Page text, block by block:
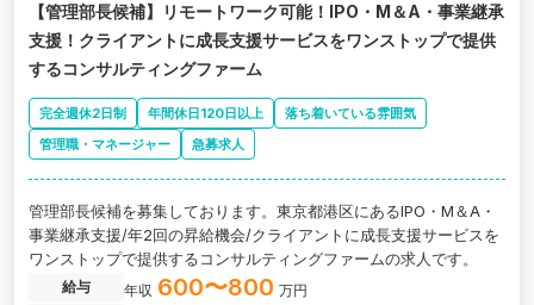
【管理部長候補】リモートワーク可能！IPO・M＆A・事業継承
支援！クライアントに成長支援サービスをワンストップで提供
するコンサルティングファーム
完全週休2日制 年間休日120日以上
落ち着いている雰囲気
管理職・マネージャー
急募求人
管理部長候補を募集しております。東京都港区にあるIPO・M＆A・
事業継承支援/年2回の昇給機会/クライアントに成長支援サービスを
ワンストップで提供するコンサルティングファームの求人です。
給与 年収 600〜800 万円